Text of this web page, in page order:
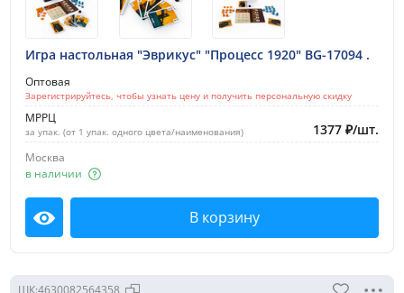
Игра настольная "Эврикус" "Процесс 1920" BG-17094 .
Оптовая
Зарегистрируйтесь, чтобы узнать цену и получить персональную скидку
МРРЦ
за упак. (от 1 упак. одного цвета/наименования) 1377 ₽/шт.
Москва
в наличии
Посмотреть В корзину